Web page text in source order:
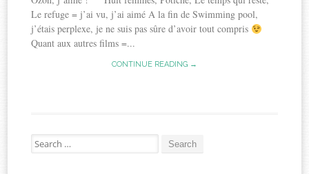
Le refuge = j’ai vu, j’ai aimé A la fin de Swimming pool,
j’étais perplexe, je ne suis pas sûre d’avoir tout compris
Quant aux autres films =...
CONTINUE READING →
Search
for: